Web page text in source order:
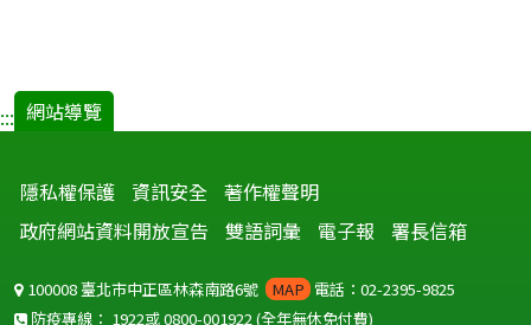
::: 網站導覽
隱私權保護 資訊安全 著作權聲明
政府網站資料開放宣告
雙語詞彙 電子報 署長信箱
100008 臺北市中正區林森南路6號 MAP 電話：02-2395-9825
防疫專線： 1922或0800-001922(全年無休免付費)